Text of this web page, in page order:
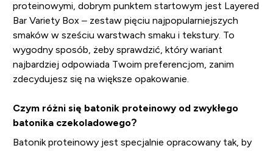
proteinowymi, dobrym punktem startowym jest Layered
Bar Variety Box – zestaw pięciu najpopularniejszych
smaków w sześciu warstwach smaku i tekstury. To
wygodny sposób, żeby sprawdzić, który wariant
najbardziej odpowiada Twoim preferencjom, zanim
zdecydujesz się na większe opakowanie.
Czym różni się batonik proteinowy od zwykłego
batonika czekoladowego?
Batonik proteinowy jest specjalnie opracowany tak, by